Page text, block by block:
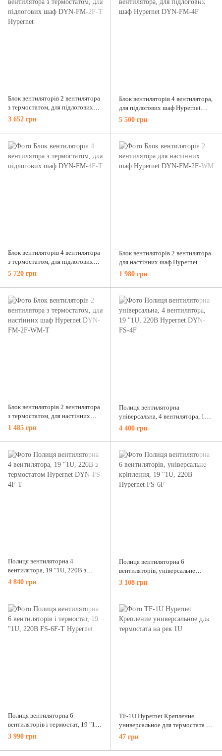
Блок вентиляторів 2 вентилятора
з термостатом, для підлогових
шаф DYN-FM-2F-T Hypernet
3 652 грн
Блок вентиляторів 4 вентилятора,
для підлогових шаф Hypernet
DYN-FM-4F
5 500 грн
Блок вентиляторів 4 вентилятора
з термостатом, для підлогових
шаф DYN-FM-4F-T
5 720 грн
Блок вентиляторів 2 вентилятора
для настінних шаф Hypernet
DYN-FM-2F-WM
1 980 грн
Блок вентиляторів 2 вентилятора
з термостатом, для настінних
шаф Hypernet DYN-FM-2F-WM-T
1 485 грн
Полиця вентиляторна
універсальна, 4 вентилятора, 19
"1U, 220В Hypernet DYN-FS-4F
4 400 грн
Полиця вентиляторна 4
вентилятора, 19 "1U, 220В з
термостатом Hypernet DYN-FS-
4 840 грн
Полиця вентиляторна 6
вентиляторів, універсальне
кріплення, 19 "1U, 220В Hypernet
3 108 грн
Полиця вентиляторна 6
вентиляторів і термостат, 19 "1U,
220В FS-6F-T Hypernet
3 990 грн
TF-1U Hypernet Крепление
универсальное для термостата на
рек 1U
47 грн